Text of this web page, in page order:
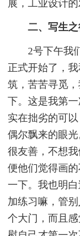
展，工业设计的
二、写生
2号下午我
正式开始了，
筑，苦苦寻觅
下。这是我第
实在拙劣的可
偶尔飘来的眼
很友善，不想
便他们觉得画
一下。我也明
加练习嘛，管
个大门，而且